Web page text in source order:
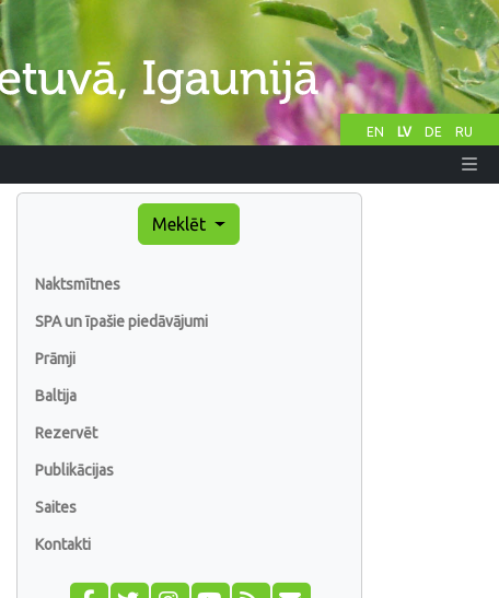
EN LV DE RU
Meklēt
Naktsmītnes
SPA un īpašie piedāvājumi
Prāmji
Baltija
Rezervēt
Publikācijas
Saites
Kontakti